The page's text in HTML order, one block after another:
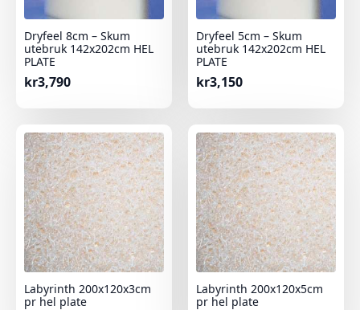
Dryfeel 8cm – Skum
utebruk 142x202cm HEL
PLATE
kr3,790
Dryfeel 5cm – Skum
utebruk 142x202cm HEL
PLATE
kr3,150
Labyrinth 200x120x3cm
pr hel plate
Labyrinth 200x120x5cm
pr hel plate